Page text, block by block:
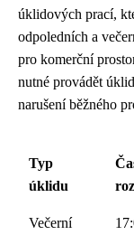
úklidových prací,
odpoledních a
pro komerční
nutné provádět
narušení běžného
Typ
úklidu
Večerní